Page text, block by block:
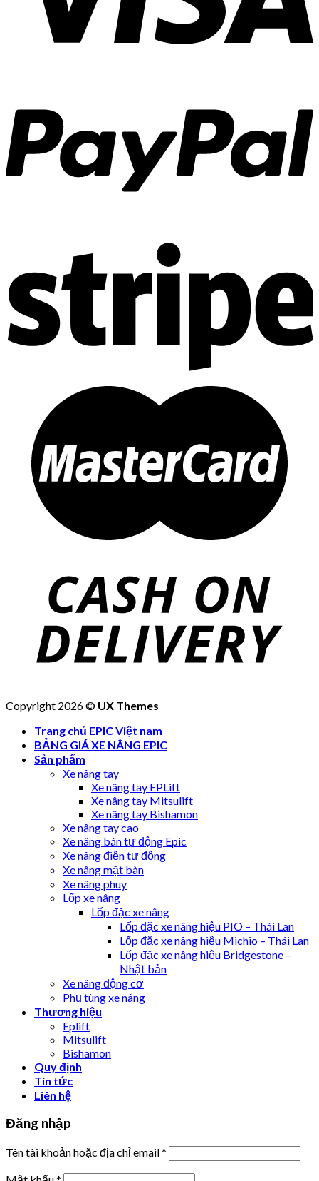
Copyright 2026 © UX Themes
Trang chủ EPIC Việt nam
BẢNG GIÁ XE NÂNG EPIC
Sản phẩm
Xe nâng tay
Xe nâng tay EPLift
Xe nâng tay Mitsulift
Xe nâng tay Bishamon
Xe nâng tay cao
Xe nâng bán tự động Epic
Xe nâng điện tự động
Xe nâng mặt bàn
Xe nâng phuy
Lốp xe nâng
Lốp đặc xe nâng
Lốp đặc xe nâng hiệu PIO – Thái Lan
Lốp đặc xe nâng hiệu Michio – Thái Lan
Lốp đặc xe nâng hiệu Bridgestone –
Nhật bản
Xe nâng động cơ
Phụ tùng xe nâng
Thương hiệu
Eplift
Mitsulift
Bishamon
Quy định
Tin tức
Liên hệ
Đăng nhập
Tên tài khoản hoặc địa chỉ email*